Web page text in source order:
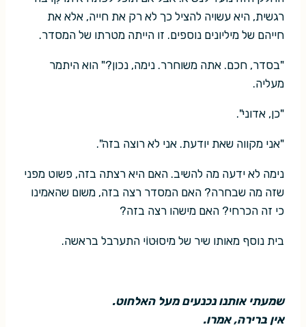
רגשית, היא עשויה להציל כך לא רק את חייה, אלא את
חייהם של מיליונים נוספים. זו הייתה מטרתו של המסדר.
"בסדר, חכם. אתה משוחרר. נימה, נכון?" הוא היתמר
מעליה.
"כן, אדוני".
"אני מקווה שאת יודעת. אני לא רוצה בזה".
נימה לא ידעה מה להשיב. האם היא רצתה בזה, פשוט מפני
שזה מה שבחרה? האם המסדר רצה בזה, משום שהאמינו
כי זה הכרחי? האם מישהו רצה בזה?
בית נוסף מאותו שיר של מיסוּטוֹי התערבל בראשה.
שמעתי אותנו נכנעים מעל האלחוט.
אין ברירה, אמרו.